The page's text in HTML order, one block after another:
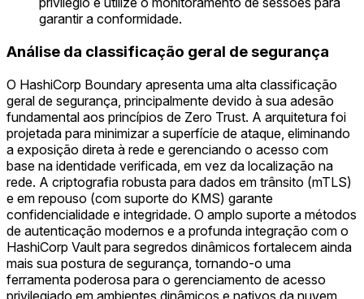
garantir a conformidade.
Análise da classificação geral de segurança
O HashiCorp Boundary apresenta uma alta classificação
geral de segurança, principalmente devido à sua adesão
fundamental aos princípios de Zero Trust. A arquitetura foi
projetada para minimizar a superfície de ataque, eliminando
a exposição direta à rede e gerenciando o acesso com
base na identidade verificada, em vez da localização na
rede. A criptografia robusta para dados em trânsito (mTLS)
e em repouso (com suporte do KMS) garante
confidencialidade e integridade. O amplo suporte a métodos
de autenticação modernos e a profunda integração com o
HashiCorp Vault para segredos dinâmicos fortalecem ainda
mais sua postura de segurança, tornando-o uma
ferramenta poderosa para o gerenciamento de acesso
privilegiado em ambientes dinâmicos e nativos da nuvem.